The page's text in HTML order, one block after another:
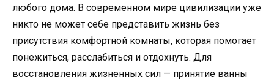
любого дома. В современном мире цивилизации уже
никто не может себе представить жизнь без
присутствия комфортной комнаты, которая помогает
понежиться, расслабиться и отдохнуть. Для
восстановления жизненных сил — принятие ванны